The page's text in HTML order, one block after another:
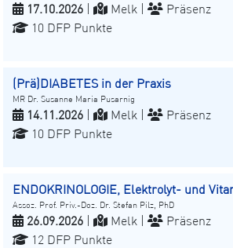
17.10.2026 Melk |
Präsenz
10 DFP Punkte
(Prä)DIABETES in der Praxis
MR Dr. Susanne Maria Pusarnig
14.11.2026 Melk |
Präsenz
10 DFP Punkte
ENDOKRINOLOGIE, Elektrolyt- und
Assoz. Prof. Priv.-Doz. Dr. Stefan Pilz, PhD
26.09.2026 Melk |
Präsenz
12 DFP Punkte